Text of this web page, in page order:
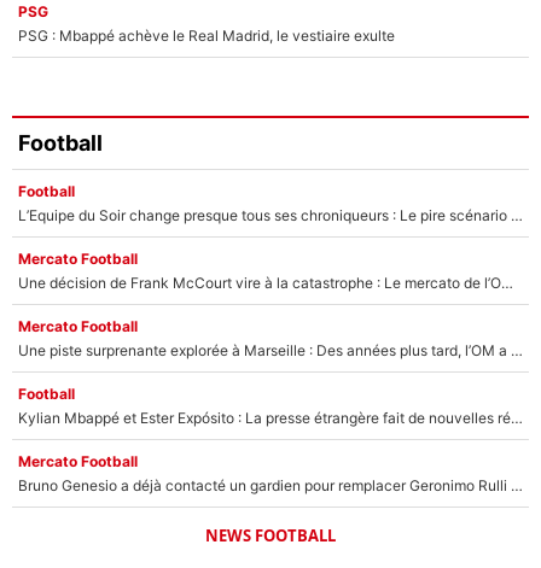
PSG
PSG : Mbappé achève le Real Madrid, le vestiaire exulte
Football
Football
L’Equipe du Soir change presque tous ses chroniqueurs : Le pire scénario imaginé par l’IA après le départ de Johan Micoud !
Mercato Football
Une décision de Frank McCourt vire à la catastrophe : Le mercato de l’OM provoque de nouvelles tensions en pleine crise financière !
Mercato Football
Une piste surprenante explorée à Marseille : Des années plus tard, l’OM a tenté de faire revenir le joueur qui avait provoqué le départ d’André Villas-Boas !
Football
Kylian Mbappé et Ester Expósito : La presse étrangère fait de nouvelles révélations sur leurs vacances en amoureux
Mercato Football
Bruno Genesio a déjà contacté un gardien pour remplacer Geronimo Rulli : La crise financière peut encore plomber les plans de l’OM sur le mercato
NEWS FOOTBALL